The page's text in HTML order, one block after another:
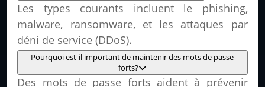
Les types courants incluent le phishing,
malware, ransomware, et les attaques par
déni de service (DDoS).
Pourquoi est-il important de maintenir des mots de passe
forts?
Des mots de passe forts aident à prévenir